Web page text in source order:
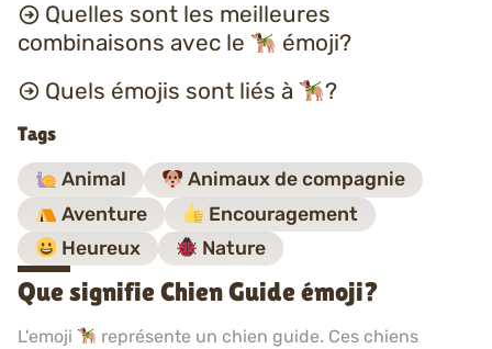
Quelles sont les meilleures
combinaisons avec le
émoji?
Quels émojis sont liés à
?
Tags
Animal
Animaux de compagnie
Aventure
Encouragement
Heureux
Nature
Que signifie Chien Guide émoji?
L'emoji
représente un chien guide. Ces chiens